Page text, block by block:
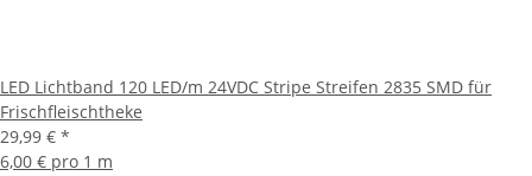
LED Lichtband 120 LED/m 24VDC Stripe Streifen 2835 SMD für
Frischfleischtheke
29,99 € *
6,00 € pro 1 m